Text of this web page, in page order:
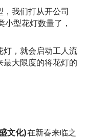
我们打从开公司
型花灯数量了，
灯，就会启动工人流
最大限度的将花灯的
文化)在新春来临之